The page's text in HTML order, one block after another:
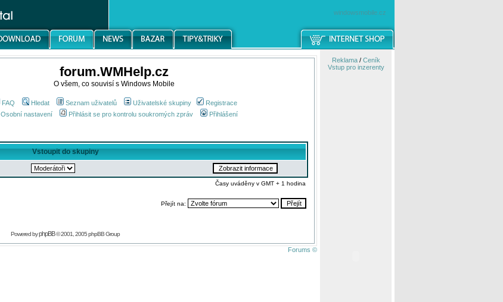
windowsmobile.cz
forum.WMHelp.cz
O všem, co souvisí s Windows Mobile
FAQ Hledat Seznam uživatelů Uživatelské skupiny
Registrace
Osobní nastavení
Přihlásit se pro kontrolu soukromých zpráv Přihlášení
Vstoupit do skupiny
Časy uváděny v GMT + 1 hodina
Přejít na:
Powered byphpBB© 2001, 2005 phpBB Group
Forums ©
Reklama/ Ceník
Vstup pro inzerenty